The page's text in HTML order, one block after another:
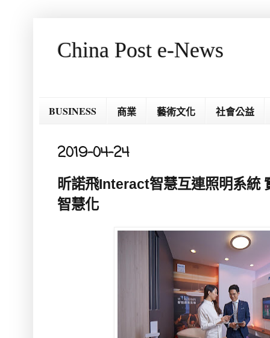
China Post e-News
BUSINESS 商業 藝術文化 社會公益
2019-04-24
昕諾飛Interact智慧互連照明系統
智慧化